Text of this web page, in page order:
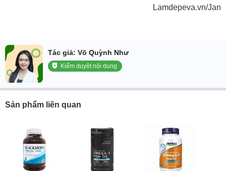
Lamdepeva.vn/Jan
Tác giả: Võ Quỳnh Như
Kiểm duyệt nội dung
Sản phẩm liên quan